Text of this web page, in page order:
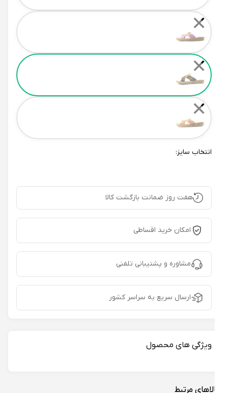
✕
✕
✕
انتخاب سایز:
هفت روز ضمانت بازگشت کالا
امکان خرید اقساطی
مشاوره و پشتیبانی تلفنی
ارسال سریع به سراسر کشور
ویژگی های محصول
مرتبط